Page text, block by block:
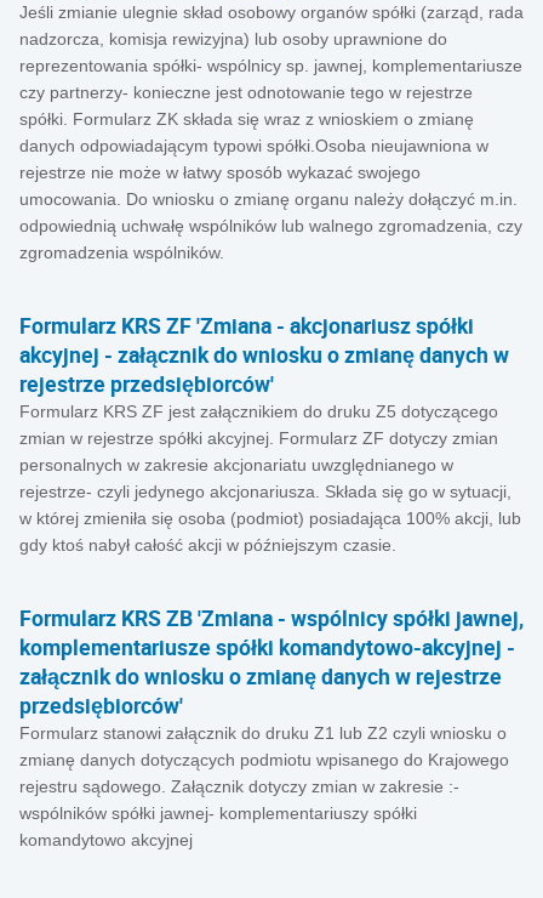
Jeśli zmianie ulegnie skład osobowy organów spółki (zarząd, rada
nadzorcza, komisja rewizyjna) lub osoby uprawnione do
reprezentowania spółki- wspólnicy sp. jawnej, komplementariusze
czy partnerzy- konieczne jest odnotowanie tego w rejestrze
spółki. Formularz ZK składa się wraz z wnioskiem o zmianę
danych odpowiadającym typowi spółki.Osoba nieujawniona w
rejestrze nie może w łatwy sposób wykazać swojego
umocowania. Do wniosku o zmianę organu należy dołączyć m.in.
odpowiednią uchwałę wspólników lub walnego zgromadzenia, czy
zgromadzenia wspólników.
Formularz KRS ZF 'Zmiana - akcjonariusz spółki
akcyjnej - załącznik do wniosku o zmianę danych w
rejestrze przedsiębiorców'
Formularz KRS ZF jest załącznikiem do druku Z5 dotyczącego
zmian w rejestrze spółki akcyjnej. Formularz ZF dotyczy zmian
personalnych w zakresie akcjonariatu uwzględnianego w
rejestrze- czyli jedynego akcjonariusza. Składa się go w sytuacji,
w której zmieniła się osoba (podmiot) posiadająca 100% akcji, lub
gdy ktoś nabył całość akcji w późniejszym czasie.
Formularz KRS ZB 'Zmiana - wspólnicy spółki jawnej,
komplementariusze spółki komandytowo-akcyjnej -
załącznik do wniosku o zmianę danych w rejestrze
przedsiębiorców'
Formularz stanowi załącznik do druku Z1 lub Z2 czyli wniosku o
zmianę danych dotyczących podmiotu wpisanego do Krajowego
rejestru sądowego. Załącznik dotyczy zmian w zakresie :-
wspólników spółki jawnej- komplementariuszy spółki
komandytowo akcyjnej